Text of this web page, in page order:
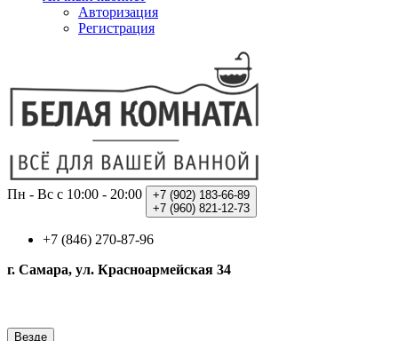
Авторизация
Регистрация
Пн - Вс с 10:00 - 20:00 +7 (902) 183-66-89
+7 (960) 821-12-73
+7 (846) 270-87-96
г. Самара, ул. Красноармейская 34
Везде